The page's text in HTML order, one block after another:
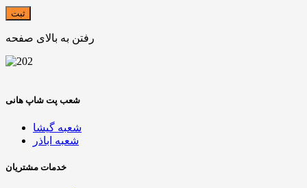
رفتن به بالای صفحه
شعب پت شاپ هانی
شعبه گیشا
شعبه اباذر
خدمات مشتریان